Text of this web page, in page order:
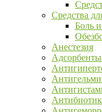
Средства
Боль
Анестезия